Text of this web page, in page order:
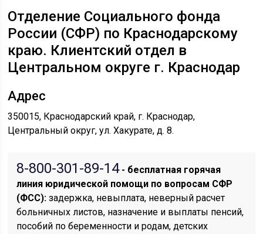
Отделение Социального фонда
России (СФР) по Краснодарскому
краю. Клиентский отдел в
Центральном округе г. Краснодар
Адрес
350015, Краснодарский край, г. Краснодар,
Центральный округ, ул. Хакурате, д. 8.
8-800-301-89-14- бесплатная горячая
линия юридической помощи по вопросам CФР
(ФСС): задержка, невыплата, неверный расчет
больничных листов, назначение и выплаты пенсий,
пособий по беременности и родам, детских